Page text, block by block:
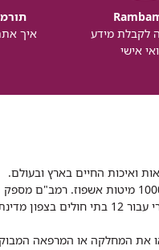
לקבלת מידע
אישי
איך
ואיכות החיים בארץ ובעולם.
רמב"ם הוא בית חולים ממשלתי אקדמי, המסונף לפקולטה לרפואה של הטכניון ומונה כ- 1000 מיטות אשפוז. רמב"ם מספק
שירותי רפואה לכ-2,700,000 תושבים, צה"ל וכוחות הביטחון, ומשמש כבית חולים על אזורי עבור 12 בתי חולים בצפון
את המחלקה או המרפאה